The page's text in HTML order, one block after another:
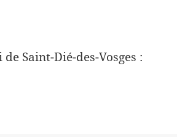
Saint-Dié-des-Vosges :